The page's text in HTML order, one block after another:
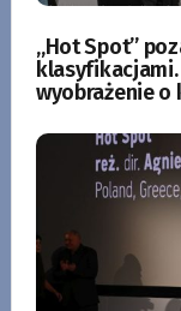
„Hot Spot”
wyobrażenie o